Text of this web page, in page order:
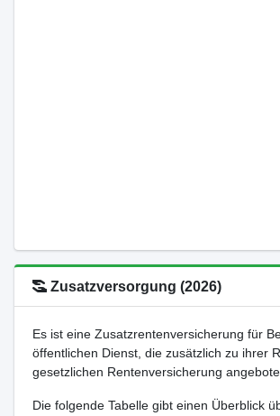
Zusatzversorgung (2026)
Es ist eine Zusatzrentenversicherung für
öffentlichen Dienst, die zusätzlich zu ihrer
gesetzlichen Rentenversicherung
Die folgende Tabelle gibt einen Überblick